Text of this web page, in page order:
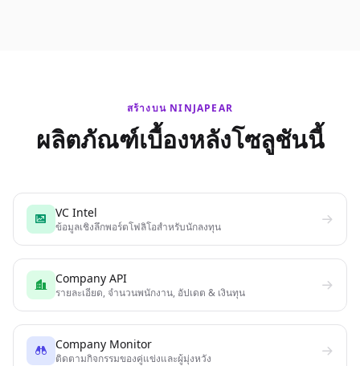
สร้างบน NINJAPEAR
ผลิตภัณฑ์เบื้องหลังโซลูชันนี้
VC Intel
ข้อมูลเชิงลึกพอร์ตโฟลิโอสำหรับนักลงทุน
Company API
รายละเอียด, จำนวนพนักงาน, อัปเดต & เงินทุน
Company Monitor
ติดตามกิจกรรมของคู่แข่งและผู้มุ่งหวัง